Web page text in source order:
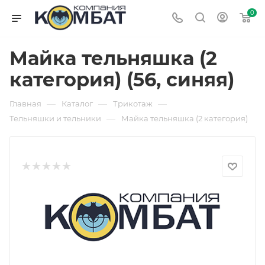
0
Майка тельняшка (2
категория) (56, синяя)
Главная — Каталог — Трикотаж —
Тельняшки и тельники — Майка тельняшка (2 категория)